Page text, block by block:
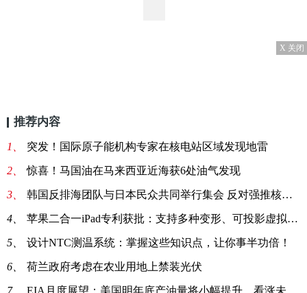
X 关闭
推荐内容
1、 突发！国际原子能机构专家在核电站区域发现地雷
2、 惊喜！马国油在马来西亚近海获6处油气发现
3、 韩国反排海团队与日本民众共同举行集会 反对强推核污染水排海
4、 苹果二合一iPad专利获批：支持多种变形、可投影虚拟键盘
5、 设计NTC测温系统：掌握这些知识点，让你事半功倍！
6、 荷兰政府考虑在农业用地上禁装光伏
7、 EIA月度展望：美国明年底产油量将小幅提升，看涨未来油价